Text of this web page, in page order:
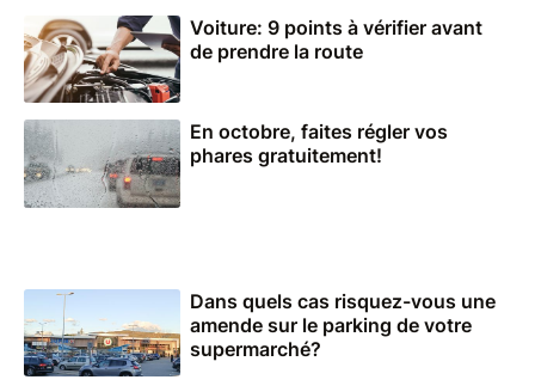
Voiture: 9 points à vérifier avant
de prendre la route
En octobre, faites régler vos
phares gratuitement!
Dans quels cas risquez-vous une
amende sur le parking de votre
supermarché?